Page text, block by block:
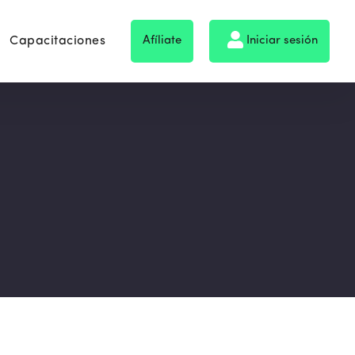
Capacitaciones Afíliate Iniciar sesión